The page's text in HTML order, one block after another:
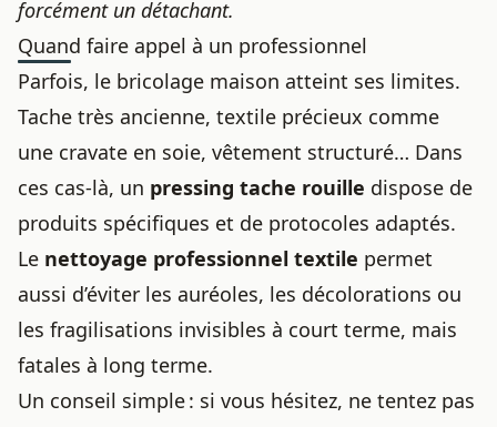
forcément un détachant.
Quand faire appel à un professionnel
Parfois, le bricolage maison atteint ses limites.
Tache très ancienne, textile précieux comme
une cravate en soie, vêtement structuré… Dans
ces cas-là, un pressing tache rouille dispose de
produits spécifiques et de protocoles adaptés.
Le nettoyage professionnel textile permet
aussi d’éviter les auréoles, les décolorations ou
les fragilisations invisibles à court terme, mais
fatales à long terme.
Un conseil simple : si vous hésitez, ne tentez pas